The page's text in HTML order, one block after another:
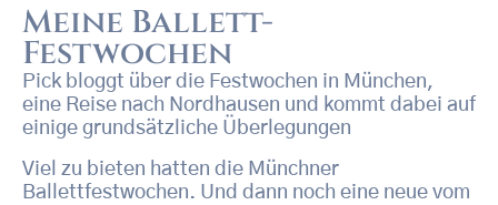
Meine Ballett-
Festwochen
Pick bloggt über die Festwochen in München,
eine Reise nach Nordhausen und kommt dabei auf
einige grundsätzliche Überlegungen
Viel zu bieten hatten die Münchner
Ballettfestwochen. Und dann noch eine neue vom